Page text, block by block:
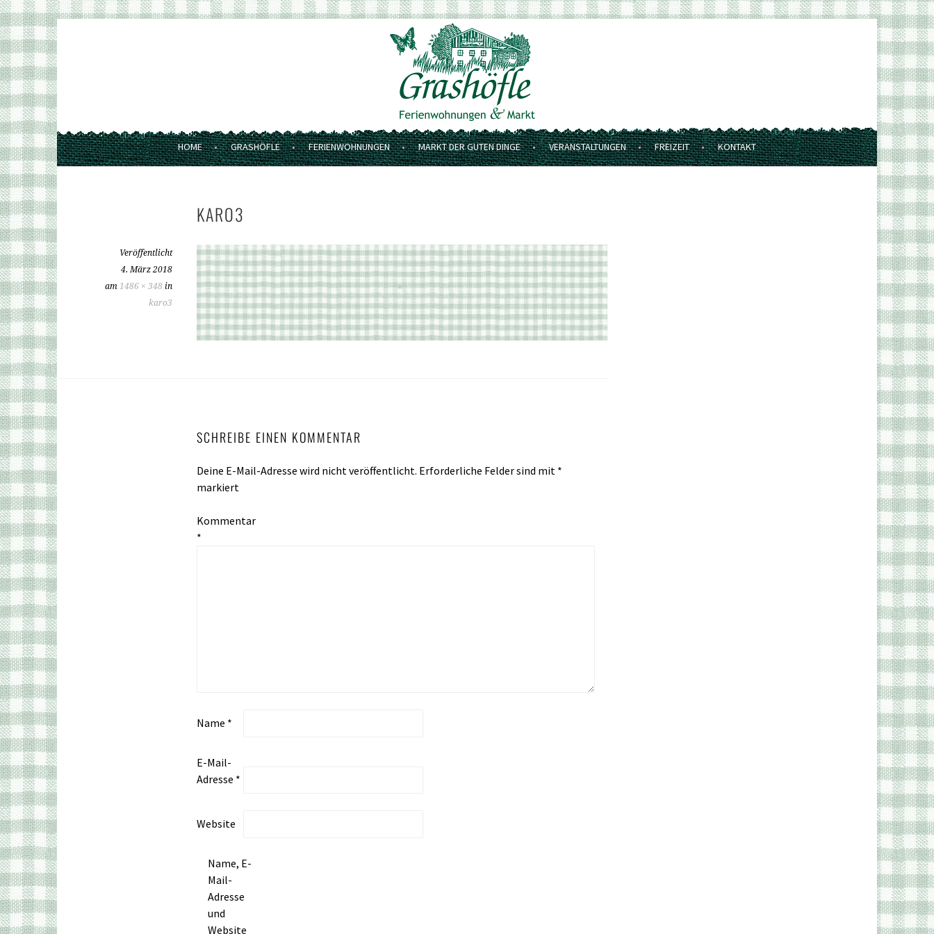
Springe
zum
Inhalt
HOME GRASHÖFLE FERIENWOHNUNGEN MARKT DER GUTEN DINGE VERANSTALTUNGEN FREIZEIT KONTAKT
KARO3
Veröffentlicht
4. März 2018
am 1486 × 348 in
karo3
SCHREIBE EINEN KOMMENTAR
Deine E-Mail-Adresse wird nicht veröffentlicht. Erforderliche Felder sind mit *
markiert
Kommentar
*
Name *
E-Mail-
Adresse *
Website
Name, E-
Mail-
Adresse
und
Website